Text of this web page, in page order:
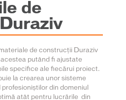
de
de construcții Duraziv
putând fi ajustate
specifice ale fiecărui proiect.
la crearea unor sisteme
din domeniul
atât pentru lucrările din